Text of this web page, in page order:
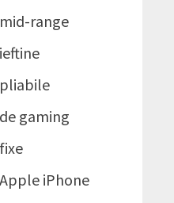
range
gaming
iPhone